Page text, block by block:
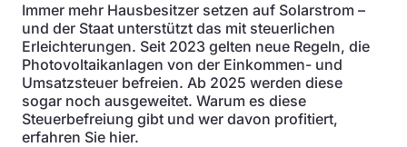
Immer mehr Hausbesitzer setzen auf Solarstrom –
und der Staat unterstützt das mit steuerlichen
Erleichterungen. Seit 2023 gelten neue Regeln, die
Photovoltaikanlagen von der Einkommen- und
Umsatzsteuer befreien. Ab 2025 werden diese
sogar noch ausgeweitet. Warum es diese
Steuerbefreiung gibt und wer davon profitiert,
erfahren Sie hier.